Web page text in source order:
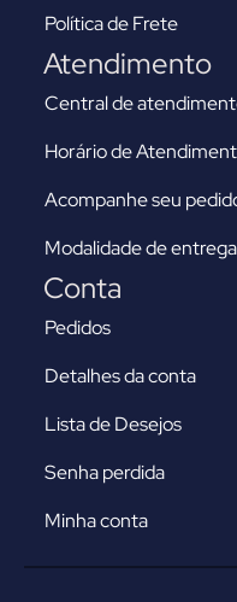
Política de Frete
Atendimento
Central de
Horário de
Acompanhe seu
Modalidade de entrega
Conta
Pedidos
Detalhes da conta
Lista de Desejos
Senha perdida
Minha conta